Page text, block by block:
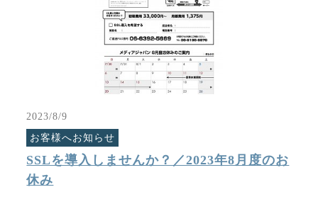
2023/8/9
お客様へお知らせ
SSLを導入しませんか？／2023年8月度のお
休み